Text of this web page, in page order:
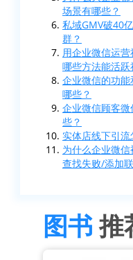
场景有哪些？
私域GMV破40
群？
用企业微信运
哪些方法能活跃
企业微信的功
哪些？
企业微信顾客
些？
实体店线下引
为什么企业微
查找失败/添加
图书推